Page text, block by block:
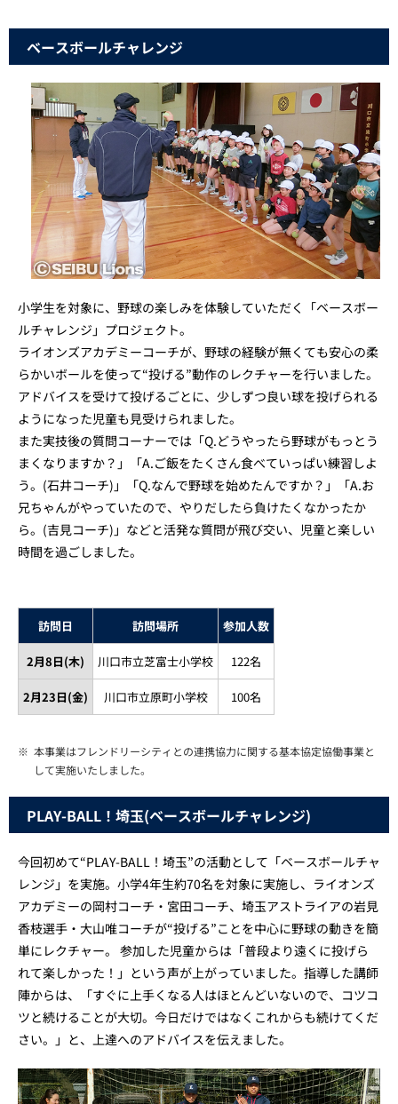
ベースボールチャレンジ
小学生を対象に、野球の楽しみを体験していただく「ベースボー
ルチャレンジ」プロジェクト。
ライオンズアカデミーコーチが、野球の経験が無くても安心の柔
らかいボールを使って“投げる”動作のレクチャーを行いました。
アドバイスを受けて投げるごとに、少しずつ良い球を投げられる
ようになった児童も見受けられました。
また実技後の質問コーナーでは「Q.どうやったら野球がもっとう
まくなりますか？」「A.ご飯をたくさん食べていっぱい練習しよ
う。(石井コーチ)」「Q.なんで野球を始めたんですか？」「A.お
兄ちゃんがやっていたので、やりだしたら負けたくなかったか
ら。(吉見コーチ)」などと活発な質問が飛び交い、児童と楽しい
時間を過ごしました。
訪問日 訪問場所 参加人数
2月8日(木) 川口市立芝富士小学校 122名
2月23日(金) 川口市立原町小学校 100名
※ 本事業はフレンドリーシティとの連携協力に関する基本協定協働事業と
して実施いたしました。
PLAY-BALL！埼玉(ベースボールチャレンジ)
今回初めて“PLAY-BALL！埼玉”の活動として「ベースボールチャ
レンジ」を実施。小学4年生約70名を対象に実施し、ライオンズ
アカデミーの岡村コーチ・宮田コーチ、埼玉アストライアの岩見
香枝選手・大山唯コーチが“投げる”ことを中心に野球の動きを簡
単にレクチャー。 参加した児童からは「普段より遠くに投げら
れて楽しかった！」という声が上がっていました。指導した講師
陣からは、「すぐに上手くなる人はほとんどいないので、コツコ
ツと続けることが大切。今日だけではなくこれからも続けてくだ
さい。」と、上達へのアドバイスを伝えました。